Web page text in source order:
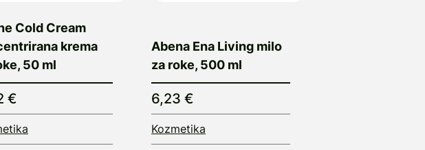
Cold Cream
krema
50 ml
€
Abena Ena Living milo
za roke, 500 ml
6,23 €
Kozmetika